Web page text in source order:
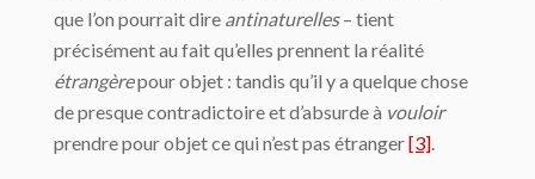
que l’on pourrait dire antinaturelles– tient
précisément au fait qu’elles prennent la réalité
étrangèrepour objet : tandis qu’il y a quelque chose
de presque contradictoire et d’absurde à vouloir
prendre pour objet ce qui n’est pas étranger[3].